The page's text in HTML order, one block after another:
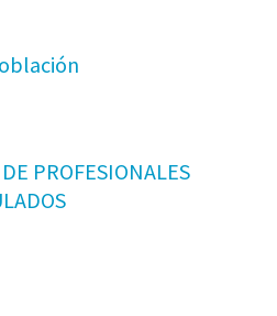
PROFESIONALES